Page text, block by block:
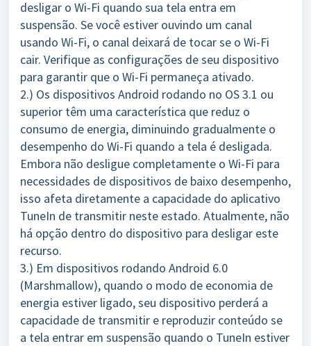
desligar o Wi-Fi quando sua tela entra em
suspensão. Se você estiver ouvindo um canal
usando Wi-Fi, o canal deixará de tocar se o Wi-Fi
cair. Verifique as configurações de seu dispositivo
para garantir que o Wi-Fi permaneça ativado.
2.) Os dispositivos Android rodando no OS 3.1 ou
superior têm uma característica que reduz o
consumo de energia, diminuindo gradualmente o
desempenho do Wi-Fi quando a tela é desligada.
Embora não desligue completamente o Wi-Fi para
necessidades de dispositivos de baixo desempenho,
isso afeta diretamente a capacidade do aplicativo
TuneIn de transmitir neste estado. Atualmente, não
há opção dentro do dispositivo para desligar este
recurso.
3.) Em dispositivos rodando Android 6.0
(Marshmallow), quando o modo de economia de
energia estiver ligado, seu dispositivo perderá a
capacidade de transmitir e reproduzir conteúdo se
a tela entrar em suspensão quando o TuneIn estiver